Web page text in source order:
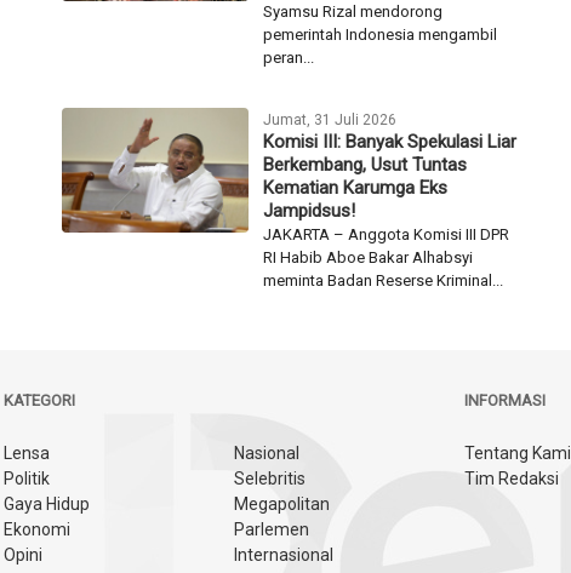
Syamsu Rizal mendorong
pemerintah Indonesia mengambil
peran...
Jumat, 31 Juli 2026
Komisi III: Banyak Spekulasi Liar
Berkembang, Usut Tuntas
Kematian Karumga Eks
Jampidsus!
JAKARTA – Anggota Komisi III DPR
RI Habib Aboe Bakar Alhabsyi
meminta Badan Reserse Kriminal...
KATEGORI
Lensa
Nasional
Politik
Selebritis
Gaya Hidup
Megapolitan
Ekonomi
Parlemen
Opini
Internasional
INFORMASI
Tentang Kami
Tim Redaksi